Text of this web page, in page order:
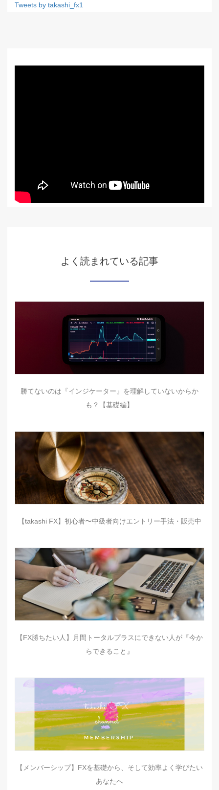
Tweets by takashi_fx1
よく読まれている記事
勝てないのは『インジケーター』を理解していないからか
も？【基礎編】
【takashi FX】初心者〜中級者向けエントリー手法・販売中
【FX勝ちたい人】月間トータルプラスにできない人が『今か
らできること』
【メンバーシップ】FXを基礎から、そして効率よく学びたい
あなたへ